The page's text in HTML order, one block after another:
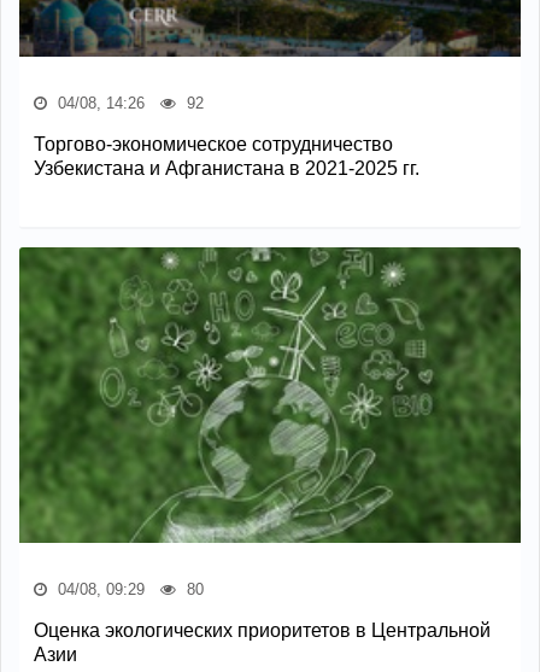
04/08, 14:26 92
Торгово-экономическое сотрудничество
Узбекистана и Афганистана в 2021-2025 гг.
04/08, 09:29 80
Оценка экологических приоритетов в Центральной
Азии